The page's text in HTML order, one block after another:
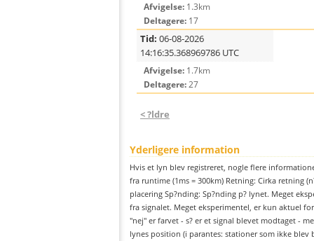
Afvigelse: 1.3km
Deltagere: 17
Tid: 06-08-2026
14:16:35.368969786 UTC
Afvigelse: 1.7km
Deltagere:27
< ?ldre
Yderligere information
Hvis et lyn blev registreret, nogle flere
fra runtime (1ms = 300km) Retning: Cirka retning
placering Sp?nding: Sp?nding p? lynet. Meget
fra signalet. Meget eksperimentel, er kun aktuel
"nej" er farvet - s? er et signal blevet modtaget -
lynes position (i parantes: stationer som ikke blev